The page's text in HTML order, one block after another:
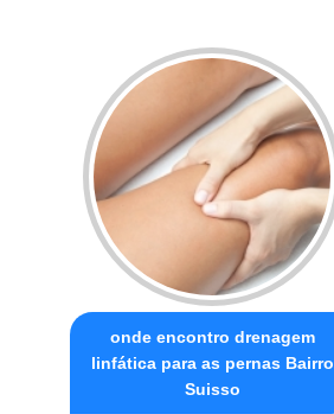
onde encontro drenagem
linfática para as pernas Bairro
Suisso